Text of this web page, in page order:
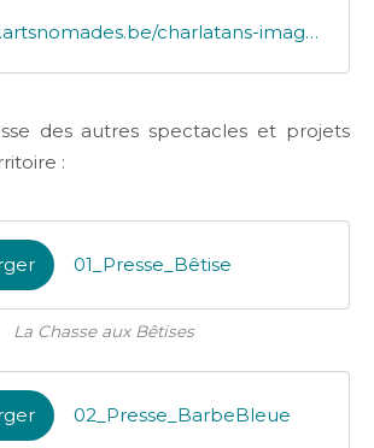
https://www.artsnomades.be/charlatans-imaginaires-revue-de-presse
des autres spectacles et projets
:
01_Presse_Bêtise
La Chasse aux Bêtises
02_Presse_BarbeBleue